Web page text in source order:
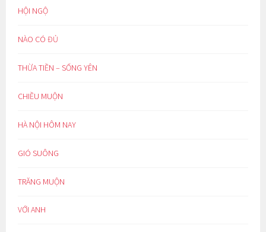
HỘI NGỘ
NÀO CÓ ĐỦ
THỪA TIỀN – SỐNG YÊN
CHIỀU MUỘN
HÀ NỘI HÔM NAY
GIÓ SUÔNG
TRĂNG MUỘN
VỚI ANH